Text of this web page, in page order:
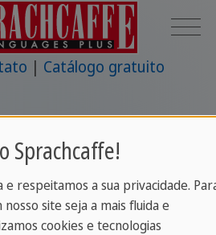
Catálogo gratuito
Shop Test Normal Miami
Sprachcaffe!
e respeitamos a sua privacidade.
site seja a mais fluida e
cookies e tecnologias